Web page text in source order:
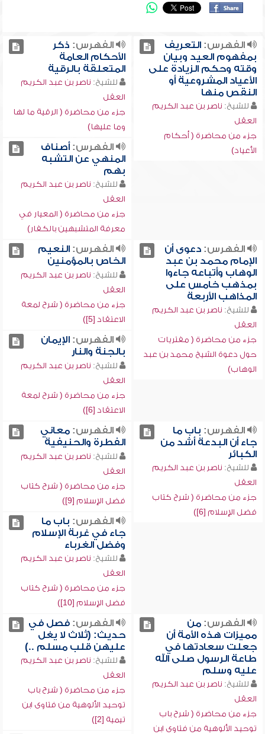
الفهرس:التعريف
بمفهوم العيد وبيان
وقته وحكم الزيادة على
الأعياد المشروعية أو
النقص منها
للشيخ: ناصر بن عبد الكريم
العقل
جزء من محاضرة ( أحكام
الأعياد)
الفهرس: ذكر
الأحكام العامة
المتعلقة بالرقية
للشيخ: ناصر بن عبد الكريم
العقل
جزء من محاضرة ( الرقية ما لها
وما عليها)
الفهرس:أصناف
المنهي عن التشبه
بهم
للشيخ: ناصر بن عبد الكريم
العقل
جزء من محاضرة ( المعيار في
معرفة المتشبهين بالكفار)
الفهرس:دعوى أن
الإمام محمد بن عبد
الوهاب وأتباعه جاءوا
بمذهب خامس على
المذاهب الأربعة
للشيخ: ناصر بن عبد الكريم
العقل
جزء من محاضرة ( مفتريات
حول دعوة الشيخ محمد بن عبد
الوهاب)
الفهرس:النعيم
الخاص بالمؤمنين
للشيخ: ناصر بن عبد الكريم
العقل
جزء من محاضرة ( شرح لمعة
الاعتقاد [5])
الفهرس:الإيمان
بالجنة والنار
للشيخ: ناصر بن عبد الكريم
العقل
جزء من محاضرة ( شرح لمعة
الاعتقاد [6])
الفهرس: باب ما
جاء أن البدعة أشد من
الكبائر
للشيخ: ناصر بن عبد الكريم
العقل
جزء من محاضرة ( شرح كتاب
فضل الإسلام [6])
الفهرس:معاني
الفطرة والحنيفية
للشيخ: ناصر بن عبد الكريم
العقل
جزء من محاضرة ( شرح كتاب
فضل الإسلام [9])
الفهرس: باب ما
جاء في غربة الإسلام
وفضل الغرباء
للشيخ: ناصر بن عبد الكريم
العقل
جزء من محاضرة ( شرح كتاب
فضل الإسلام [10])
الفهرس:من
مميزات هذه الأمة أن
جعلت سعادتها في
طاعة الرسول صلى الله
عليه وسلم
للشيخ: ناصر بن عبد الكريم
العقل
جزء من محاضرة ( شرح باب
توحيد الألوهية من فتاوى ابن
الفهرس:فصل في
حديث: (ثلاث لا يغل
عليهن قلب مسلم ..)
للشيخ: ناصر بن عبد الكريم
العقل
جزء من محاضرة ( شرح باب
توحيد الألوهية من فتاوى ابن
تيمية [2])